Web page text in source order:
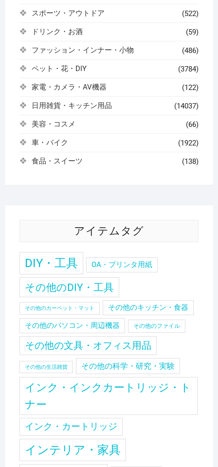
スポーツ・アウトドア (522)
ドリンク・お酒 (59)
ファッション・インナー・小物 (486)
ペット・花・DIY (3784)
家電・カメラ・AV機器 (122)
日用雑貨・キッチン用品 (14037)
美容・コスメ (66)
車・バイク (1922)
食品・スイーツ (138)
アイテムタグ
DIY・工具 OA・プリンタ用紙
その他のDIY・工具
その他のカーペット・マット その他のキッチン・食器
その他のパソコン・周辺機器 その他のファイル
その他の文具・オフィス用品
その他の生活雑貨 その他の科学・研究・実験
インク・インクカートリッジ・ト
ナー
インク・カートリッジ
インテリア・家具